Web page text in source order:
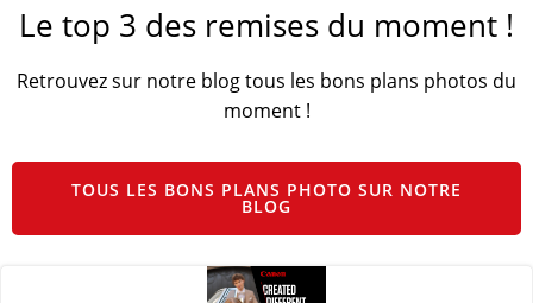
Le top 3 des remises du moment !
Retrouvez sur notre blog tous les bons plans photos du
moment !
TOUS LES BONS PLANS PHOTO SUR NOTRE
BLOG